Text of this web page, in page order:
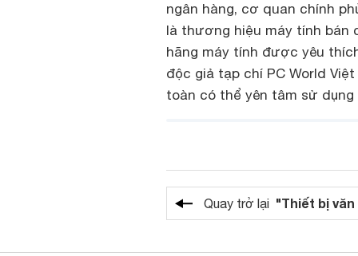
ngân hàng, cơ quan chính
là thương hiệu máy tính bán
hãng máy tính được yêu
độc giả tạp chí PC World
toàn có thể yên tâm sử
Quay trở lại "Thiết bị